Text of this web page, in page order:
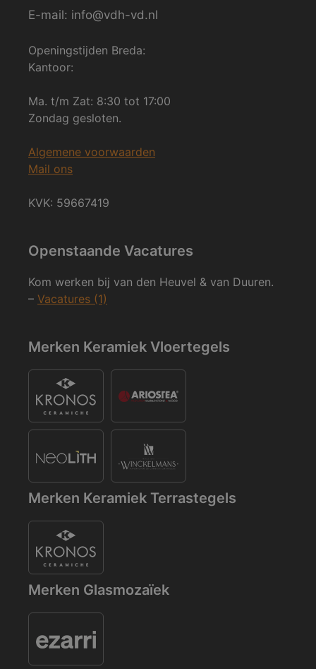
E-mail: info@vdh-vd.nl
Openingstijden Breda:
Kantoor:
Ma. t/m Zat: 8:30 tot 17:00
Zondag gesloten.
Algemene voorwaarden
Mail ons
KVK: 59667419
Openstaande Vacatures
Kom werken bij van den Heuvel & van Duuren.
– Vacatures (1)
Merken Keramiek Vloertegels
Merken Keramiek Terrastegels
Merken Glasmozaïek